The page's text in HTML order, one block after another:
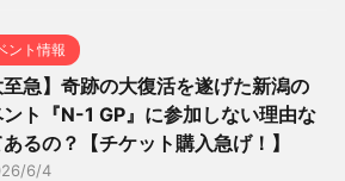
ント情報
至急】奇跡の大復活を遂げた新潟の
ント『N-1 GP』に参加しない理由な
るの？【チケット購入急げ！】
6/4